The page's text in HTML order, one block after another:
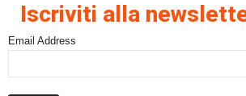
Iscriviti alla
Email Address